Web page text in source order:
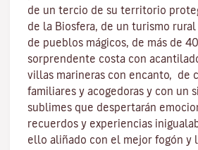
de un tercio de su territorio
de la Biosfera, de un turismo
de pueblos mágicos, de más de
sorprendente costa con
villas marineras con encanto, de
familiares y acogedoras y con un
sublimes que despertarán
recuerdos y experiencias
ello aliñado con el mejor fogón y